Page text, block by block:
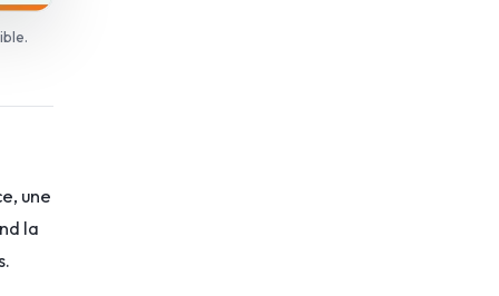
une
la